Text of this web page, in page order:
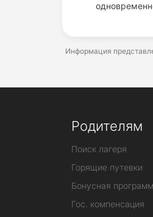
Информация
Родителям
Поиск лагеря
Горящие путевки
Бонусная
Гос. компенсация